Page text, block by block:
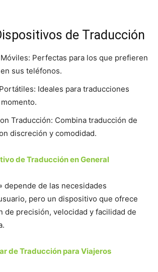
de Traducción
Perfectas para los que prefieren
sus teléfonos.
Ideales para traducciones
Traducción: Combina traducción de
discreción y comodidad.
de Traducción en General
depende de las necesidades
pero un dispositivo que ofrece
de precisión, velocidad y facilidad de
de Traducción para Viajeros